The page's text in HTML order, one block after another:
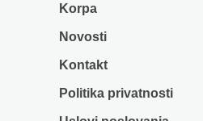
Korpa
Novosti
Kontakt
Politika privatnosti